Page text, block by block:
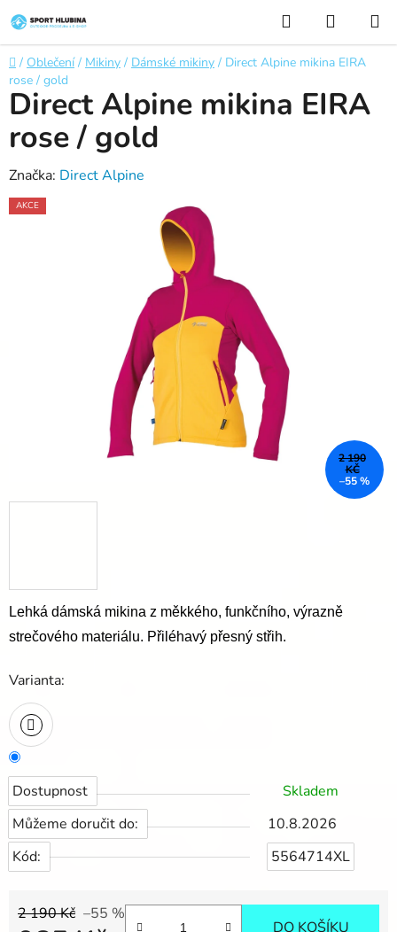
na
obsah
Hledat
KOŠÍK
Domů
/ Oblečení / Mikiny / Dámské mikiny / Direct Alpine mikina EIRA
rose / gold
Lehká dámská mikina z měkkého, funkčního, výrazně
strečového materiálu. Přiléhavý přesný střih.
Varianta:
Dostupnost
Skladem
Můžeme doručit do:
10.8.2026
Kód:
5564714XL
2 190 Kč –55 %
DO KOŠÍKU
Direct Alpine mikina EIRA
rose / gold
Značka: Direct Alpine
AKCE
2 190
KČ
–55 %